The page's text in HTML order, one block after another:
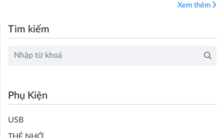
Xem thêm
Tìm kiếm
Phụ Kiện
USB
THẺ NHỚ